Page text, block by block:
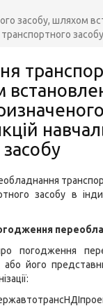
засобу, шляхом
засобу
засобу в
погодження
або його